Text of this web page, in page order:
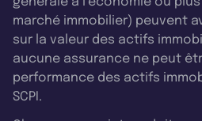
marché immobilier) peuvent
sur la valeur des actifs
aucune assurance ne peut
performance des actifs
SCPI.